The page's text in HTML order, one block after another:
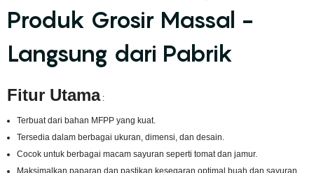
Produk Grosir Massal -
Langsung dari Pabrik
Fitur Utama:
Terbuat dari bahan MFPP yang kuat.
Tersedia dalam berbagai ukuran, dimensi, dan desain.
Cocok untuk berbagai macam sayuran seperti tomat dan jamur.
Maksimalkan paparan dan pastikan kesegaran optimal buah dan sayuran